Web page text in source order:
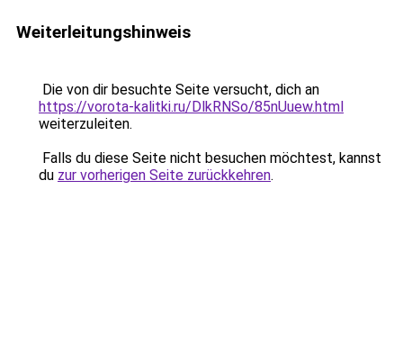
Weiterleitungshinweis
Die von dir besuchte Seite versucht, dich an
https://vorota-kalitki.ru/DlkRNSo/85nUuew.html
weiterzuleiten.
Falls du diese Seite nicht besuchen möchtest, kannst
du zur vorherigen Seite zurückkehren.